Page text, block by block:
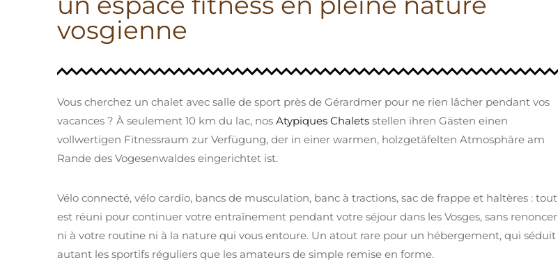
vosgienne
Vous cherchez un chalet avec salle de sport près de Gérardmer pour ne rien lâcher pendant vos
vacances ? À seulement 10 km du lac, nos Atypiques Chalets stellen ihren Gästen einen
vollwertigen Fitnessraum zur Verfügung, der in einer warmen, holzgetäfelten Atmosphäre am
Rande des Vogesenwaldes eingerichtet ist.
Vélo connecté, vélo cardio, bancs de musculation, banc à tractions, sac de frappe et haltères : tout
est réuni pour continuer votre entraînement pendant votre séjour dans les Vosges, sans renoncer
ni à votre routine ni à la nature qui vous entoure. Un atout rare pour un hébergement, qui séduit
autant les sportifs réguliers que les amateurs de simple remise en forme.